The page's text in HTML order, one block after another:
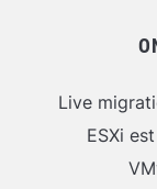
Live
ESXi